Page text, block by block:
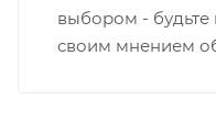
выбором - будьте
своим мнением